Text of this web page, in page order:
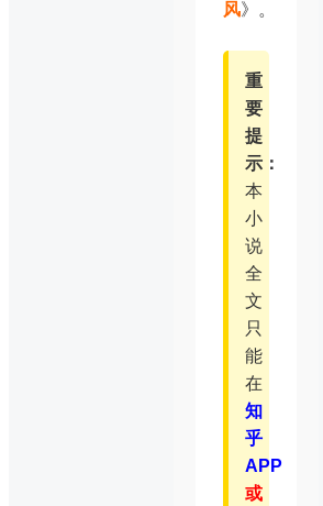
风》。
重
要
提
示：
本
小
说
全
文
只
能
在
知
乎
APP
或